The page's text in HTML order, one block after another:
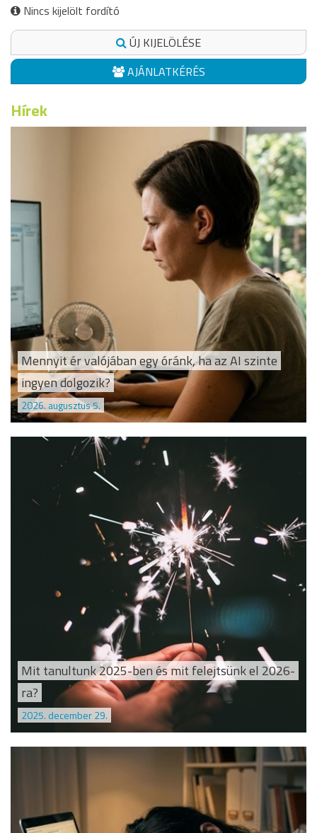
Nincs kijelölt fordító
ÚJ KIJELÖLÉSE
AJÁNLATKÉRÉS
Hírek
Mennyit ér valójában egy óránk, ha az AI szinte
ingyen dolgozik?
2026. augusztus 5.
Mit tanultunk 2025-ben és mit felejtsünk el 2026-
ra?
2025. december 29.